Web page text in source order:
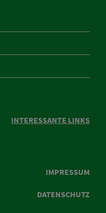
INTERESSANTE LINKS
IMPRESSUM
DATENSCHUTZ